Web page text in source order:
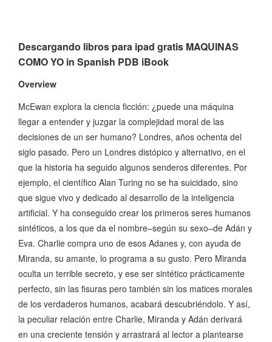
Descargando libros para ipad gratis MAQUINAS
COMO YO in Spanish PDB iBook
Overview
McEwan explora la ciencia ficción: ¿puede una máquina
llegar a entender y juzgar la complejidad moral de las
decisiones de un ser humano? Londres, años ochenta del
siglo pasado. Pero un Londres distópico y alternativo, en el
que la historia ha seguido algunos senderos diferentes. Por
ejemplo, el científico Alan Turing no se ha suicidado, sino
que sigue vivo y dedicado al desarrollo de la inteligencia
artificial. Y ha conseguido crear los primeros seres humanos
sintéticos, a los que da el nombre–según su sexo–de Adán y
Eva. Charlie compra uno de esos Adanes y, con ayuda de
Miranda, su amante, lo programa a su gusto. Pero Miranda
oculta un terrible secreto, y ese ser sintético prácticamente
perfecto, sin las fisuras pero también sin los matices morales
de los verdaderos humanos, acabará descubriéndolo. Y así,
la peculiar relación entre Charlie, Miranda y Adán derivará
en una creciente tensión y arrastrará al lector a plantearse